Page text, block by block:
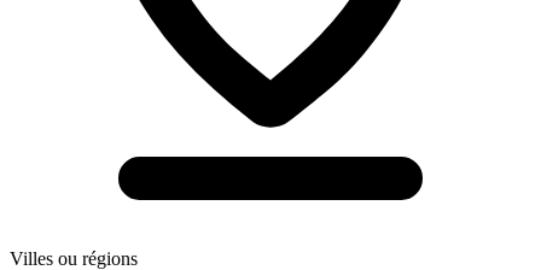
Villes ou régions